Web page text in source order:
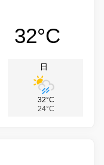
32°C
日
32°C
24°C